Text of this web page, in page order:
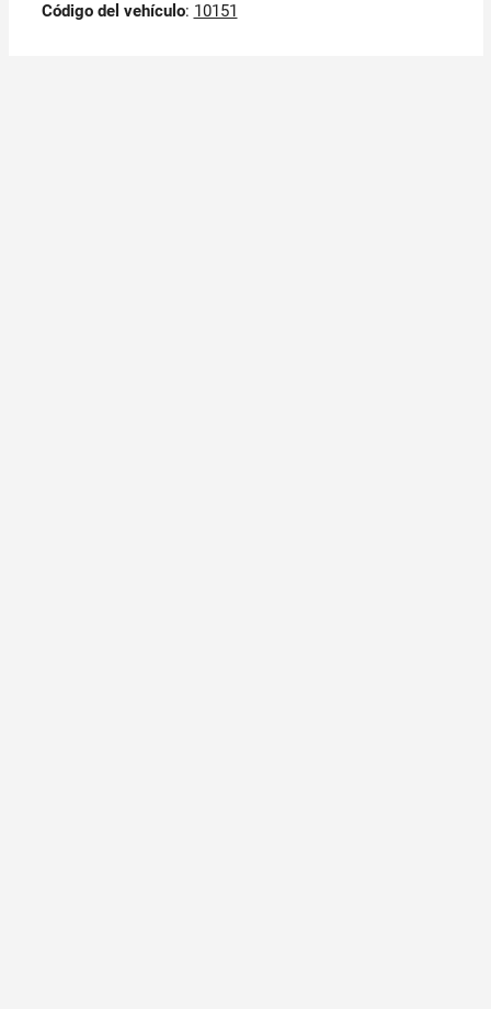
Código del vehículo: 10151